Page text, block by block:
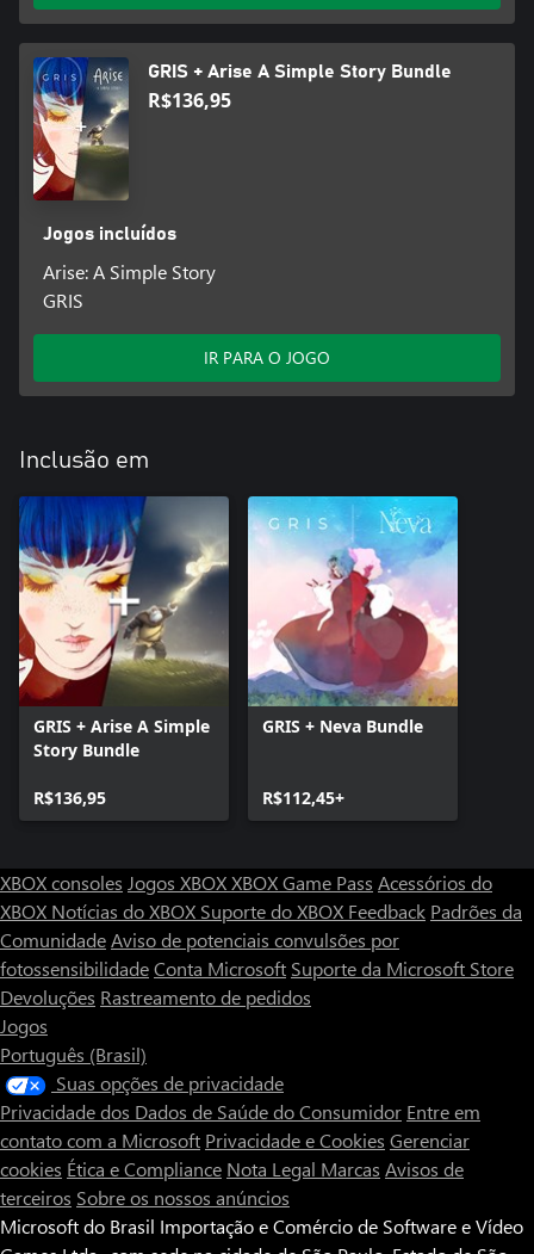
GRIS + Arise A Simple Story Bundle
R$136,95
Jogos incluídos
Arise: A Simple Story
GRIS
IR PARA O JOGO
Inclusão em
GRIS + Arise A Simple
Story Bundle
R$136,95
GRIS + Neva Bundle
R$112,45+
XBOX consoles Jogos XBOXXBOX Game Pass Acessórios do
XBOX Notícias do XBOX Suporte do XBOX Feedback Padrões da
ComunidadeAviso de potenciais convulsões por
fotossensibilidadeConta Microsoft Suporte da Microsoft Store
Devoluções Rastreamento de pedidos
Jogos
Português (Brasil)
Suas opções de privacidade
Privacidade dos Dados de Saúde do Consumidor Entre em
contato com a Microsoft Privacidade e Cookies Gerenciar
cookies Ética e Compliance Nota Legal Marcas Avisos de
terceiros Sobre os nossos anúncios
Microsoft do Brasil Importação e Comércio de Software e Vídeo